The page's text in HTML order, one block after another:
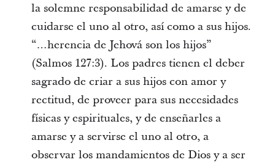
la solemne responsabilidad de amarse y de
cuidarse el uno al otro, así como a sus hijos.
“…herencia de Jehová son los hijos”
(Salmos 127:3). Los padres tienen el deber
sagrado de criar a sus hijos con amor y
rectitud, de proveer para sus necesidades
físicas y espirituales, y de enseñarles a
amarse y a servirse el uno al otro, a
observar los mandamientos de Dios y a ser